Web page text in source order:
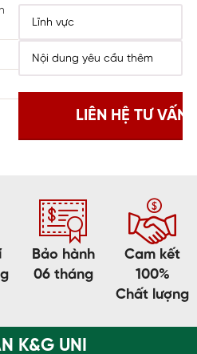
Bảo hành
06 tháng
Cam kết
100%
Chất lượng
K&G UNI